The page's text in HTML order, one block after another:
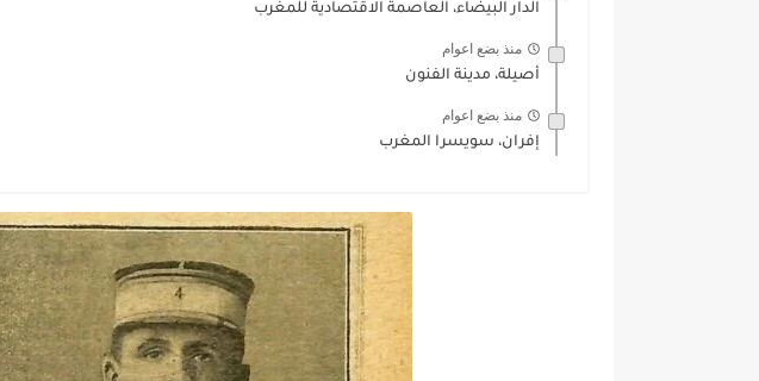
الدار البيضاء، العاصمة الاقتصادية للمغرب
منذ بضع اعوام
أصيلة، مدينة الفنون
منذ بضع اعوام
إفران، سويسرا المغرب